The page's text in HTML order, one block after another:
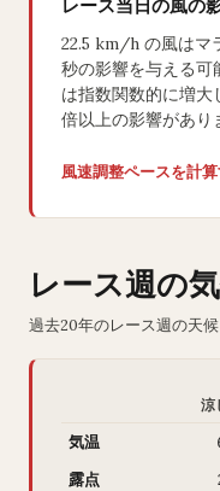
レース当日の風の
22.5 km/h の風はマ
秒の影響を与える可
は指数関数的に増
倍以上の影響があり
風速調整ペースを計
レース週の
過去20年のレース週の天
涼
気温
露点